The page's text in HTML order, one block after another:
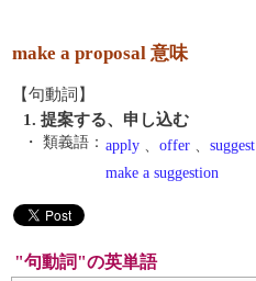
make a proposal 意味
【句動詞】
1. 提案する、申し込む
・ 類義語： apply 、 offer 、 suggest
make a suggestion
"句動詞"の英単語